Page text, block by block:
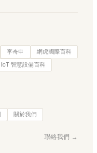
李奇申
網虎國際百科
IoT 智慧設備百科
關於我們
聯絡我們 →